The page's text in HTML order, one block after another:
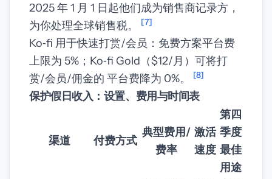
2025 年 1 月 1 日起他们成为销售商记录方，
为你处理全球销售税。
[7]
Ko‑fi 用于快速打赏/会员：免费方案平台费
上限为 5%；Ko‑fi Gold（$12/月）可将打
赏/会员/佣金的 平台费降为 0%。
[8]
保护假日收入：设置、费用与时间表
渠道 付费方式
典型费用/
费率
激活
速度
第四
季度
最佳
用途